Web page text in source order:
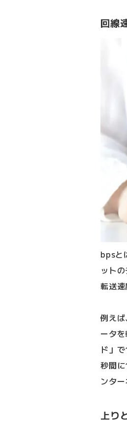
回線
bpsと
ット
転送速
例え
ータ
ド」
秒間
ンタ
上り